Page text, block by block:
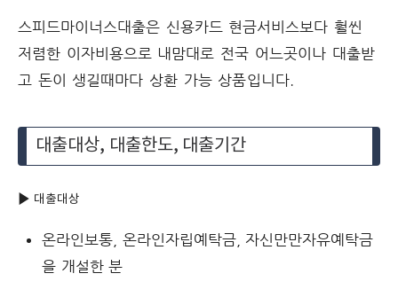
스피드마이너스대출은 신용카드 현금서비스보다 훨씬
저렴한 이자비용으로 내맘대로 전국 어느곳이나 대출받
고 돈이 생길때마다 상환 가능 상품입니다.
대출대상, 대출한도, 대출기간
▶ 대출대상
온라인보통, 온라인자립예탁금, 자신만만자유예탁금
을 개설한 분